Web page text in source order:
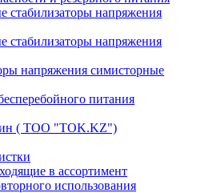
стабилизаторы напряжения
стабилизаторы напряжения
напряжения симисторные
питания
( ТОО "TOK.KZ")
в ассортимент
использования